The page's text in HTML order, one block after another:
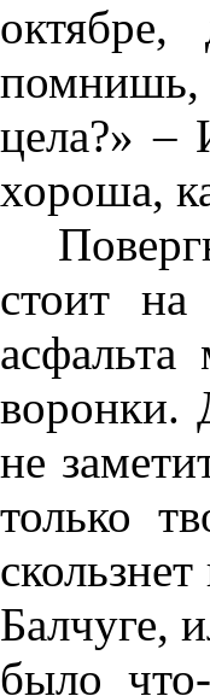
помнишь,
цела?» –
хороша,
стоит
воронки.
не
только
Балчуге,
было